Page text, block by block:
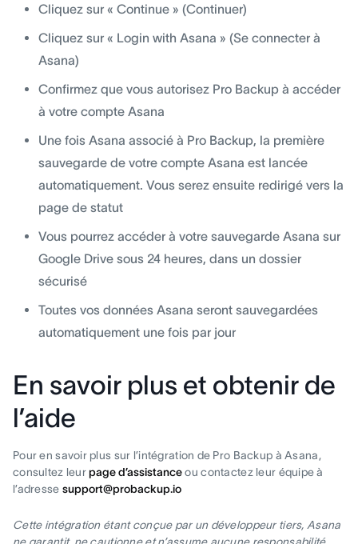
Cliquez sur « Continue » (Continuer)
Cliquez sur « Login with Asana » (Se connecter à
Asana)
Confirmez que vous autorisez Pro Backup à accéder
à votre compte Asana
Une fois Asana associé à Pro Backup, la première
sauvegarde de votre compte Asana est lancée
automatiquement. Vous serez ensuite redirigé vers la
page de statut
Vous pourrez accéder à votre sauvegarde Asana sur
Google Drive sous 24 heures, dans un dossier
sécurisé
Toutes vos données Asana seront sauvegardées
automatiquement une fois par jour
En savoir plus et obtenir de
l’aide
Pour en savoir plus sur l’intégration de Pro Backup à Asana,
consultez leurpage d’assistanceou contactez leur équipe à
l’adresse support@probackup.io
Cette intégration étant conçue par un développeur tiers, Asana
ne garantit, ne cautionne et n’assume aucune responsabilité